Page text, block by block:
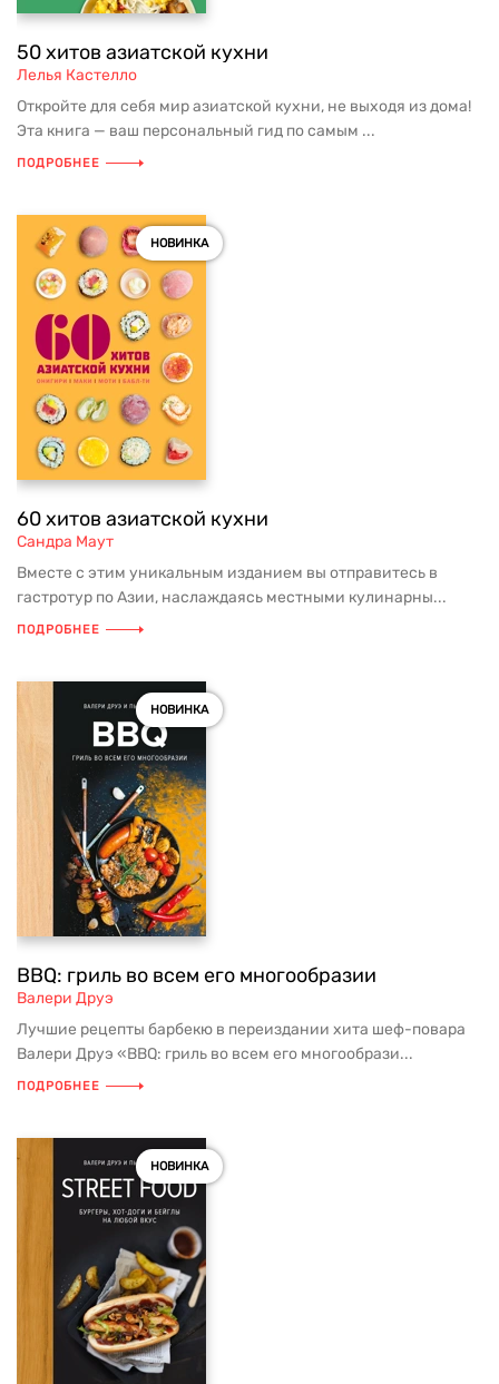
50 хитов азиатской кухни
Лелья Кастелло
Откройте для себя мир азиатской кухни, не выходя из дома!
Эта книга — ваш персональный гид по самым ...
ПОДРОБНЕЕ
НОВИНКА
60 хитов азиатской кухни
Сандра Маут
Вместе с этим уникальным изданием вы отправитесь в
гастротур по Азии, наслаждаясь местными кулинарны...
ПОДРОБНЕЕ
НОВИНКА
BBQ: гриль во всем его многообразии
Валери Друэ
Лучшие рецепты барбекю в переиздании хита шеф-повара
Валери Друэ «BBQ: гриль во всем его многообрази...
ПОДРОБНЕЕ
НОВИНКА